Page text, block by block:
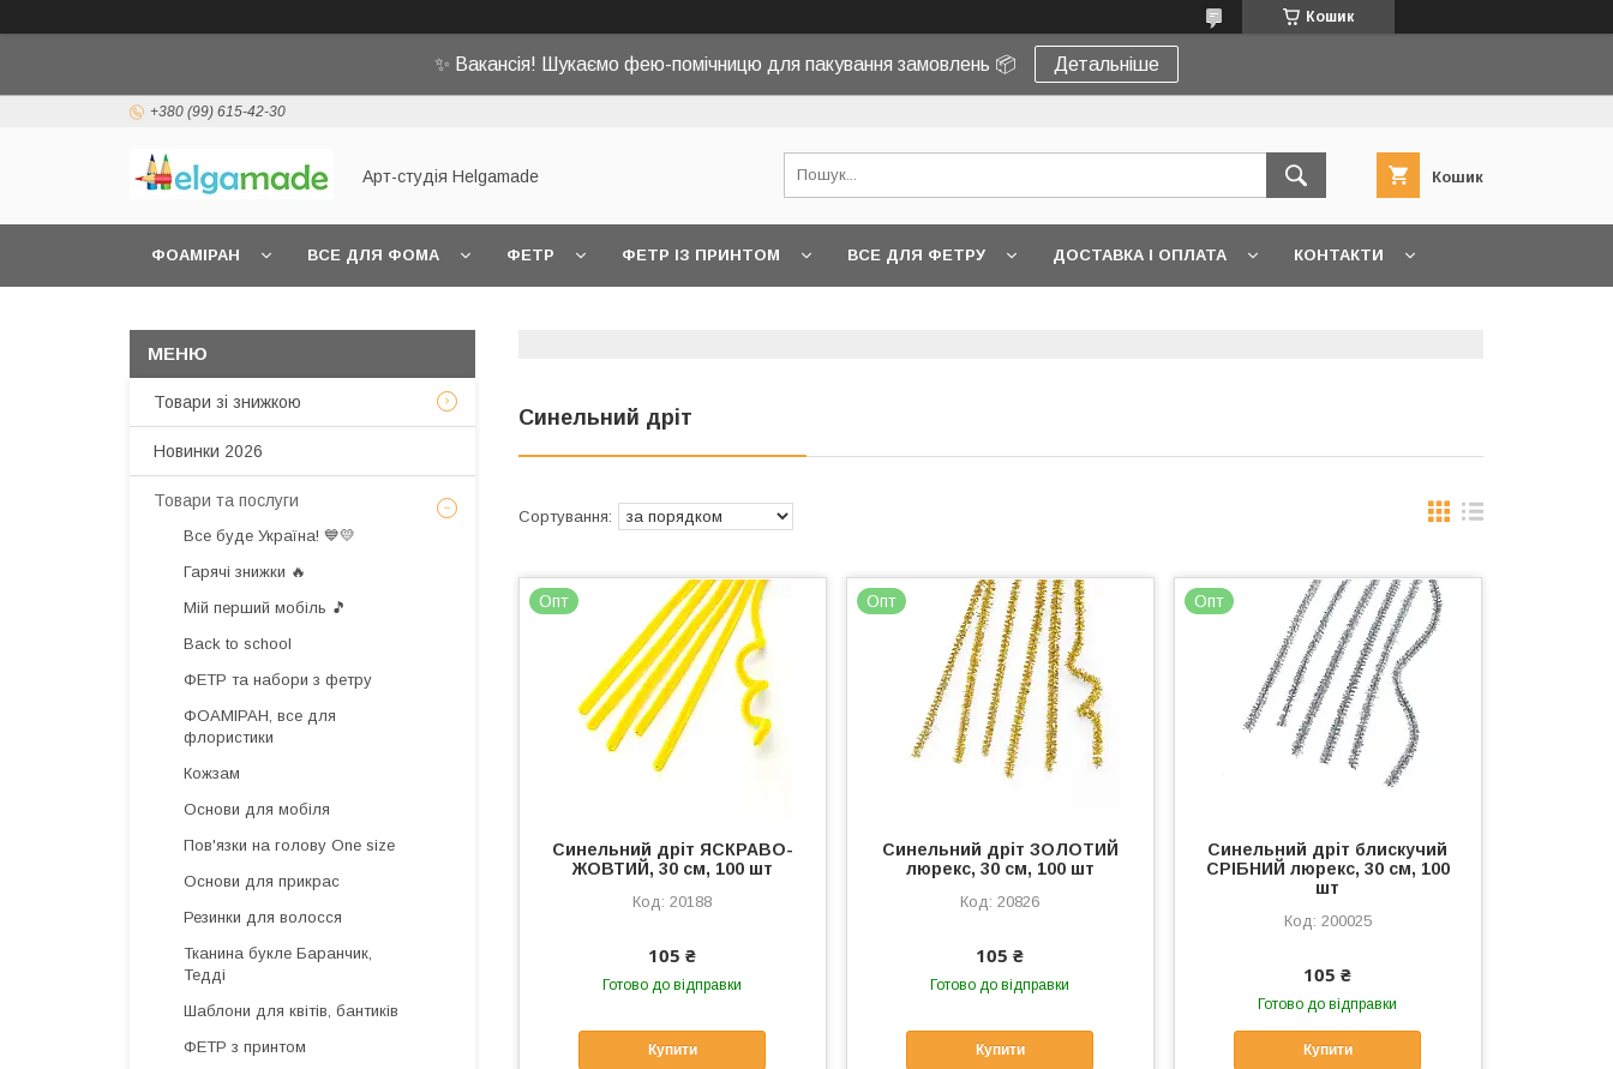
Кошик
✨ Вакансія! Шукаємо фею-помічницю для пакування замовлень 📦 Детальніше
+380 (99) 615-42-30
Арт-студія Helgamade Кошик
ФОАМІРАН ВСЕ ДЛЯ ФОМА ФЕТР ФЕТР ІЗ ПРИНТОМ ВСЕ ДЛЯ ФЕТРУ ДОСТАВКА І ОПЛАТА КОНТАКТИ
Синельний дріт
Опт
Синельний дріт ЯСКРАВО-
ЖОВТИЙ, 30 см, 100 шт
20188
105 ₴
Готово до відправки
Купити
Опт
Синельний дріт ЗОЛОТИЙ
люрекс, 30 см, 100 шт
20826
105 ₴
Готово до відправки
Купити
Опт
Синельний дріт блискучий
СРІБНИЙ люрекс, 30 см, 100
шт
200025
105 ₴
Готово до відправки
Купити
Товари зі знижкою
Новинки 2026
Товари та послуги
Все буде Україна! 💙💛
Гарячі знижки 🔥
Мій перший мобіль 🎵
Back to school
ФЕТР та набори з фетру
ФОАМІРАН, все для
флористики
Кожзам
Основи для мобіля
Пов'язки на голову One size
Основи для прикрас
Резинки для волосся
Тканина букле Баранчик,
Тедді
Шаблони для квітів, бантиків
ФЕТР з принтом